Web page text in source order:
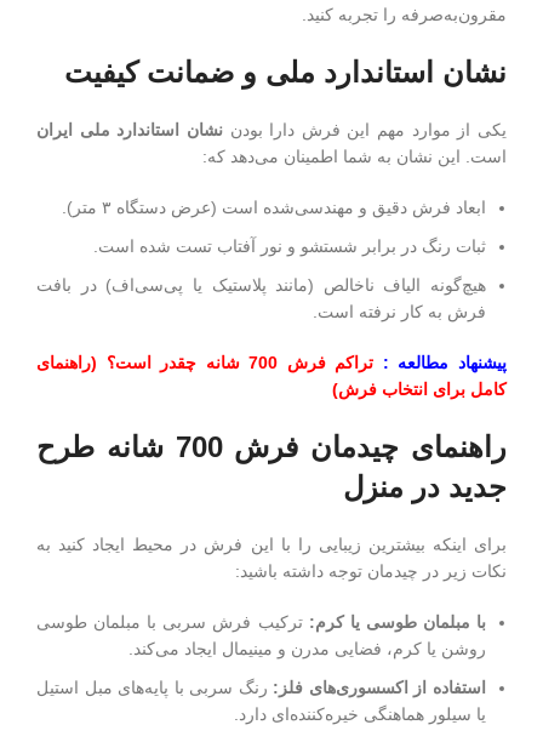
مقرون‌به‌صرفه را تجربه کنید.
نشان استاندارد ملی و ضمانت کیفیت
یکی از موارد مهم این فرش دارا بودننشان استاندارد ملی ایران
است. این نشان به شما اطمینان می‌دهد که:
ابعاد فرش دقیق و مهندسی‌شده است (عرض دستگاه ۳ متر).
ثبات رنگ در برابر شستشو و نور آفتاب تست شده است.
هیچ‌گونه الیاف ناخالص (مانند پلاستیک یا پی‌سی‌اف) در بافت
فرش به کار نرفته است.
پیشنهاد مطالعه :
تراکم فرش 700 شانه چقدر است؟ (راهنمای
کامل برای انتخاب فرش)
راهنمای چیدمان فرش 700 شانه طرح
جدید در منزل
برای اینکه بیشترین زیبایی را با این فرش در محیط ایجاد کنید به
نکات زیر در چیدمان توجه داشته باشید:
با مبلمان طوسی یا کرم:ترکیب فرش سربی با مبلمان طوسی
روشن یا کرم، فضایی مدرن و مینیمال ایجاد می‌کند.
استفاده از اکسسوری‌های فلز: رنگ سربی با پایه‌های مبل استیل
یا سیلور هماهنگی خیره‌کننده‌ای دارد.